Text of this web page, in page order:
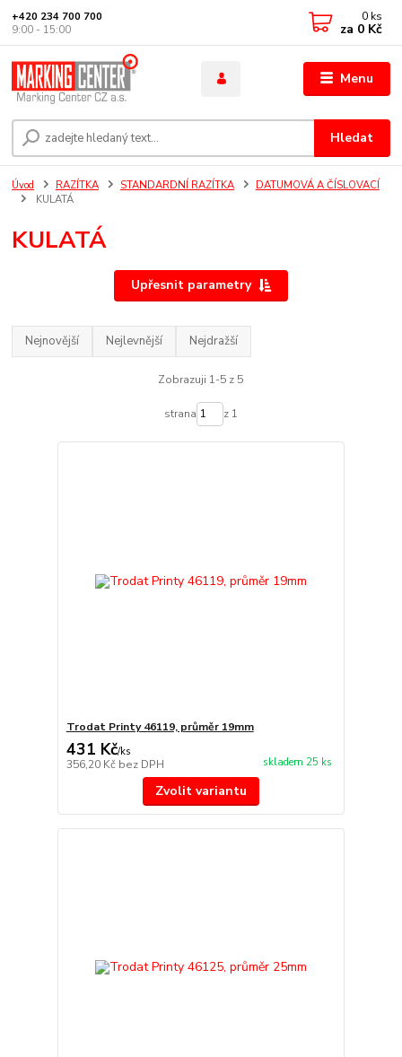
Menu
Hledat
+420 234 700 700
9:00 - 15:00
0 ks
za 0 Kč
Úvod RAZÍTKA STANDARDNÍ RAZÍTKA
DATUMOVÁ A ČÍSLOVACÍ
KULATÁ
KULATÁ
Upřesnit parametry
Nejnovější Nejlevnější Nejdražší
Zobrazuji 1-5 z 5
strana z 1
Trodat Printy 46119, průměr 19mm
431 Kč/ks
356,20 Kč bez DPH skladem 25 ks
Zvolit variantu